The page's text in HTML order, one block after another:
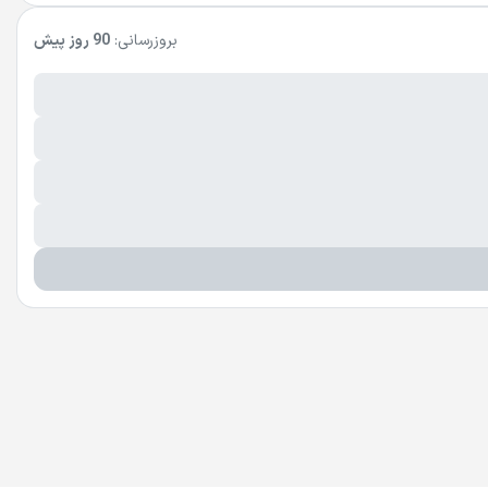
بروزرسانی: 90 روز پیش